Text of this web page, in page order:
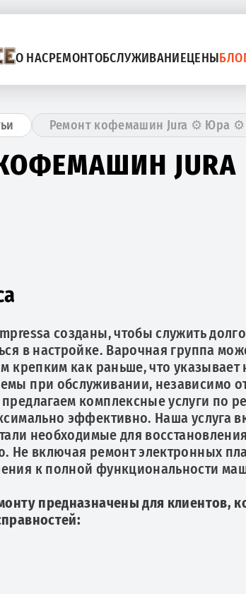
О НАСРЕМОНТОБСЛУЖИВАНИЕЦЕНЫ
Ремонт кофемашин Jura ⚙️ Юра ⚙️
созданы, чтобы служить
в настройке. Варочная группа
крепким как раньше, что
при обслуживании, независимо
комплексные услуги по
эффективно. Наша услуга
необходимые для
Не включая ремонт электронных
к полной функциональности
предназначены для клиентов,